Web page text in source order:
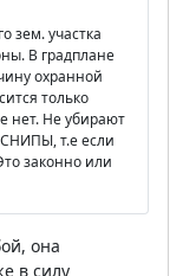
зем. участка
В градплане
охранной
только
нет. Не убирают
т.е если
законно или
она
в силу